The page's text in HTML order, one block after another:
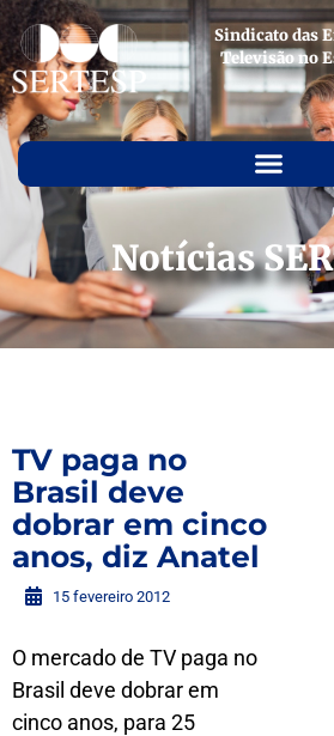
Sindicato das
Televisão no
Notícias
TV paga no
Brasil deve
dobrar em cinco
anos, diz Anatel
15 fevereiro 2012
O mercado de TV paga no
Brasil deve dobrar em
cinco anos, para 25